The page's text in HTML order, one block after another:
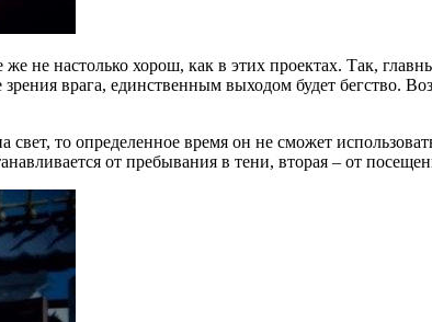
настолько хорош, как в этих проектах. Так,
врага, единственным выходом будет бегство.
то определенное время он не сможет
от пребывания в тени, вторая – от